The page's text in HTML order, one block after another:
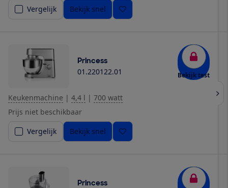
Vergelijk
Bekijk snel
Princess
01.220122.01 Bekijk test
Keukenmachine | 4,4 l | 700 watt
Prijs niet beschikbaar
Vergelijk
Bekijk snel
Princess